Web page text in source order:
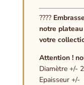
????️
notre
votre
Attention !
Diamètre +/-
Epaisseur +/-